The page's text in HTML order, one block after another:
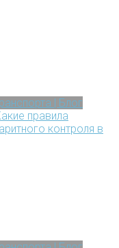
| Блог
правила
контроля в